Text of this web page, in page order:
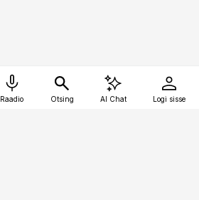
Raadio Otsing AI Chat Logi sisse